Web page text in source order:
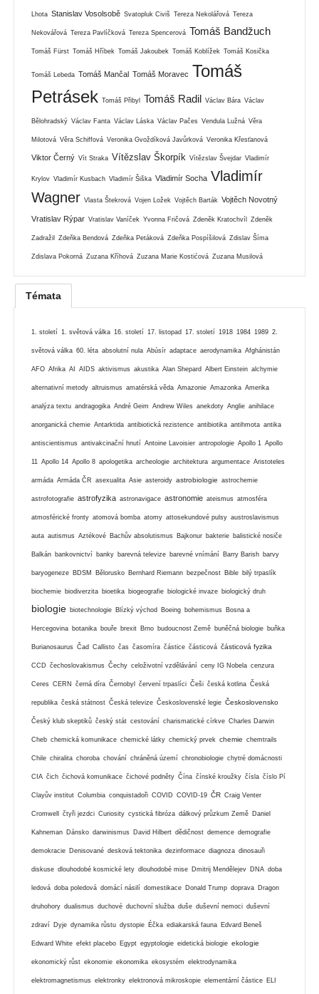
Lhota Stanislav Vosolsobě Svatopluk Civiš Tereza Nekolářová Tereza
Nekovářová Tereza Pavlíčková Tereza Spencerová Tomáš Bandžuch
Tomáš Fürst Tomáš Hříbek Tomáš Jakoubek Tomáš Koblížek Tomáš Kosička
Tomáš Lebeda Tomáš Mančal Tomáš Moravec Tomáš
Petrásek Tomáš Přibyl Tomáš Radil Václav Bára Václav
Bělohradský Václav Fanta Václav Láska Václav Pačes Vendula Lužná Věra
Milotová Věra Schiffová Veronika Gvoždíková Javůrková Veronika Křesťanová
Viktor Černý Vít Straka Vítězslav Škorpík Vítězslav Švejdar Vladimír
Krylov Vladimír Kusbach Vladimír Šiška Vladimír Socha Vladimír
Wagner Vlasta Štekrová Vojen Ložek Vojtěch Barták Vojtěch Novotný
Vratislav Rýpar Vratislav Vaníček Yvonna Fričová Zdeněk Kratochvíl Zdeněk
Zadražil Zdeňka Bendová Zdeňka Petáková Zdeňka Pospíšilová Zdislav Šíma
Zdislava Pokorná Zuzana Kříhová Zuzana Marie Kostićová Zuzana Musilová
Témata
1. století 1. světová válka 16. století 17. listopad 17. století 1918 1984 1989 2.
světová válka 60. léta absolutní nula Abúsír adaptace aerodynamika Afghánistán
AFO Afrika AI AIDS aktivismus akustika Alan Shepard Albert Einstein alchymie
alternativní metody altruismus amatérská věda Amazonie Amazonka Amerika
analýza textu andragogika André Geim Andrew Wiles anekdoty Anglie anihilace
anorganická chemie Antarktida antibiotická rezistence antibiotika antihmota antika
antiscientismus antivakcinační hnutí Antoine Lavoisier antropologie Apollo 1 Apollo
11 Apollo 14 Apollo 8 apologetika archeologie architektura argumentace Aristoteles
armáda Armáda ČR asexualita Asie asteroidy astrobiologie astrochemie
astrofotografie astrofyzika astronavigace astronomie ateismus atmosféra
atmosférické fronty atomová bomba atomy attosekundové pulsy austroslavismus
auta autismus Aztékové Bachův absolutismus Bajkonur bakterie balistické nosiče
Balkán bankovnictví banky barevná televize barevné vnímání Barry Barish barvy
baryogeneze BDSM Bělorusko Bernhard Riemann bezpečnost Bible bilý trpaslík
biochemie biodiverzita bioetika biogeografie biologické invaze biologický druh
biologie biotechnologie Blízký východ Boeing bohemismus Bosna a
Hercegovina botanika bouře brexit Brno budoucnost Země buněčná biologie buňka
Burianosaurus Čad Callisto čas časomíra částice částicová částicová fyzika
CCD čechoslovakismus Čechy celoživotní vzdělávání ceny IG Nobela cenzura
Ceres CERN černá díra Černobyl červení trpaslíci Češi česká kotlina Česká
republika česká státnost Česká televize Československé legie Československo
Český klub skeptiků český stát cestování charismatické církve Charles Darwin
Cheb chemická komunikace chemické látky chemický prvek chemie chemtrails
Chile chiralita choroba chování chráněná území chronobiologie chytré domácnosti
CIA čich čichová komunikace čichové podněty Čína čínské kroužky čísla číslo Pí
Clayův institut Columbia conquistadoři COVID COVID-19 ČR Craig Venter
Cromwell čtyři jezdci Curiosity cystická fibróza dálkový průzkum Země Daniel
Kahneman Dánsko darwinismus David Hilbert dědičnost demence demografie
demokracie Denisované desková tektonika dezinformace diagnoza dinosauři
diskuse dlouhodobé kosmické lety dlouhodobé mise Dmitrij Mendělejev DNA doba
ledová doba poledová domácí násilí domestikace Donald Trump doprava Dragon
druhohory dualismus duchové duchovní služba duše duševní nemoci duševní
zdraví Dyje dynamika růstu dystopie Éčka ediakarská fauna Edvard Beneš
Edward White efekt placebo Egypt egyptologie eidetická biologie ekologie
ekonomický růst ekonomie ekonomika ekosystém elektrodynamika
elektromagnetismus elektronky elektronová mikroskopie elementární částice ELI